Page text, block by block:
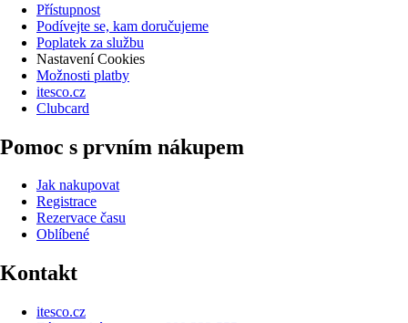
Přístupnost
Podívejte se, kam doručujeme
Poplatek za službu
Nastavení Cookies
Možnosti platby
itesco.cz
Clubcard
Pomoc s prvním nákupem
Jak nakupovat
Registrace
Rezervace času
Oblíbené
Kontakt
itesco.cz